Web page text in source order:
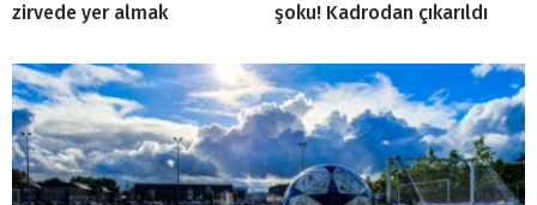
zirvede yer almak
şoku! Kadrodan çıkarıldı